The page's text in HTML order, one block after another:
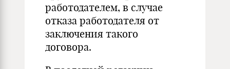
работодателем, в случае
отказа работодателя от
заключения такого
договора.